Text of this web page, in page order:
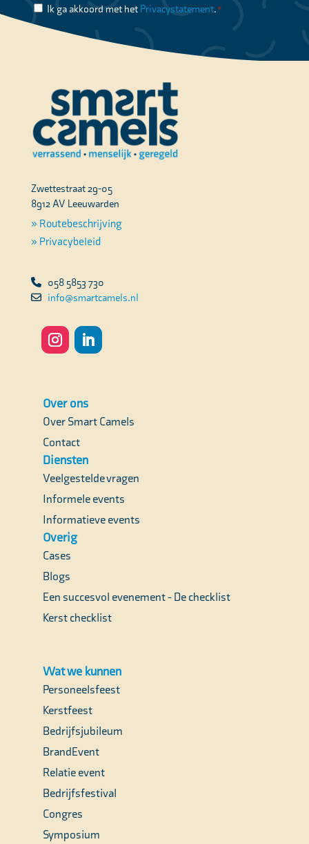
Toestemming *
Ik ga akkoord met het Privacystatement.*
Zwettestraat 29-05
8912 AV Leeuwarden
» Routebeschrijving
» Privacybeleid
058 5853 730
info@smartcamels.nl
Over ons
Over Smart Camels
Contact
Diensten
Veelgestelde vragen
Informele events
Informatieve events
Overig
Cases
Blogs
Een succesvol evenement - De checklist
Kerst checklist
Wat we kunnen
Personeelsfeest
Kerstfeest
Bedrijfsjubileum
BrandEvent
Relatie event
Bedrijfsfestival
Congres
Symposium